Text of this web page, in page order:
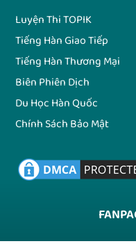
Luyện Thi TOPIK
Tiếng Hàn Giao Tiếp
Tiếng Hàn Thương Mại
Biên Phiên Dịch
Du Học Hàn Quốc
Chính Sách Bảo Mật